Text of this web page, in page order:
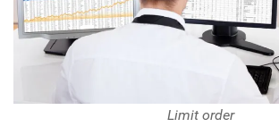
Limit order